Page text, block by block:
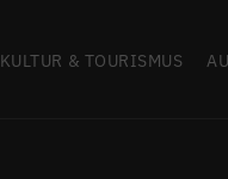
KULTUR & TOURISMUS